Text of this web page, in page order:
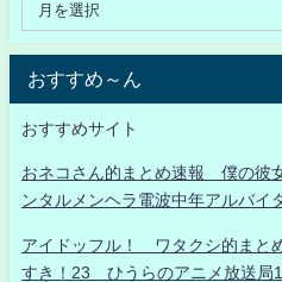
おすすめ～ん
おすすめサイト
おネコさん的まとめ速報 僕の彼
ンタルメンヘラ電波中年アルバイ
アイドッフル！ ワタクシ的まと
すき！23 ひうらのアニメ放送局